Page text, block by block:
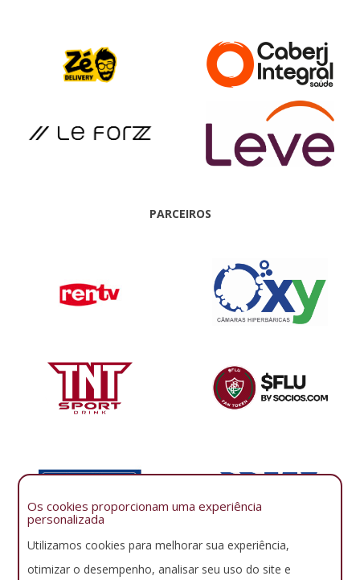
PARCEIROS
Os cookies proporcionam uma experiência
personalizada
Utilizamos cookies para melhorar sua experiência,
otimizar o desempenho, analisar seu uso do site e